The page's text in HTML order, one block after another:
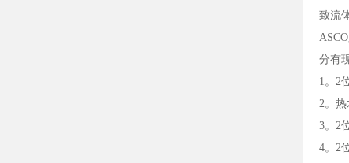
致流
分有
1。2
2。热
3。2
4。2